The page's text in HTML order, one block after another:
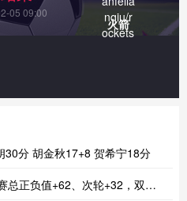
05 09:00
火箭
30分 胡金秋17+8 贺希宁18分
+62、次轮+32，双数据领跑骑士全队